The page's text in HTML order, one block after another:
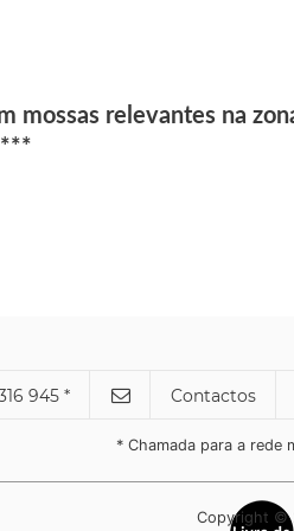
mossas relevantes na
945 * Contactos
* Chamada para a rede
Copyright ©